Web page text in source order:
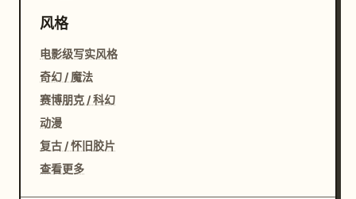
风格
电影级写实风格
奇幻 / 魔法
赛博朋克 / 科幻
动漫
复古 / 怀旧胶片
查看更多